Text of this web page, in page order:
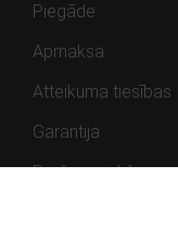
Piegāde
Apmaksa
Atteikuma tiesības
Garantija
Preču uzpirkšana